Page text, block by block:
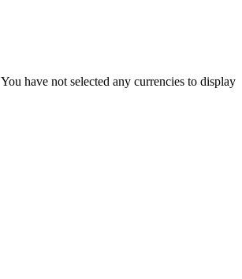
You have not selected any currencies to display